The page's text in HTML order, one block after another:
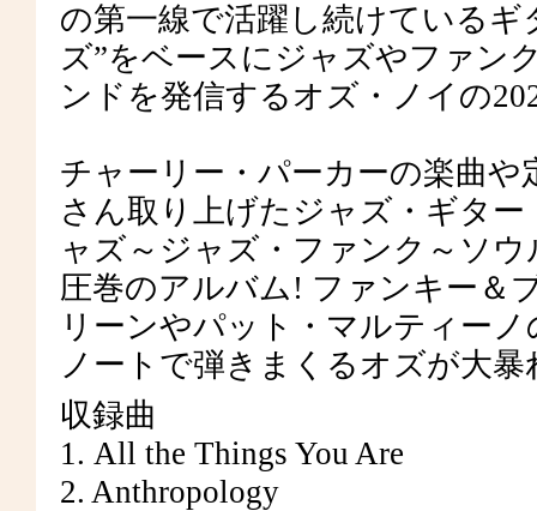
の第一線で活躍し続けている
ズ”をベースにジャズやファン
ンドを発信するオズ・ノイの
チャーリー・パーカーの楽曲
さん取り上げたジャズ・ギタ
ャズ～ジャズ・ファンク～ソ
圧巻のアルバム! ファンキー＆
リーンやパット・マルティー
ノートで弾きまくるオズが大暴
収録曲
1. All the Things You Are
2. Anthropology